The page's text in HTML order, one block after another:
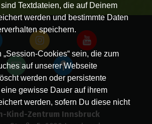
Textdateien, die auf Deinem
werden und bestimmte Daten
speichern.
Cookies“ sein, die zum
auf unserer Webseite
werden oder persistente
gewisse Dauer auf ihrem
werden, sofern Du diese nicht
Kind-Zentrum Innsbruck